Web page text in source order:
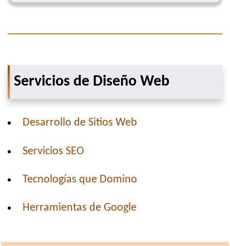
Servicios de Diseño Web
Desarrollo de Sitios Web
Servicios SEO
Tecnologías que Domino
Herramientas de Google